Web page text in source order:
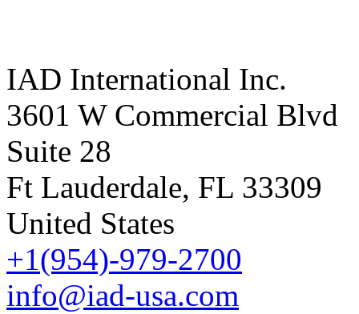
IAD International Inc.
3601 W Commercial Blvd
Suite 28
Ft Lauderdale, FL 33309
United States
+1(954)-979-2700
info@iad-usa.com